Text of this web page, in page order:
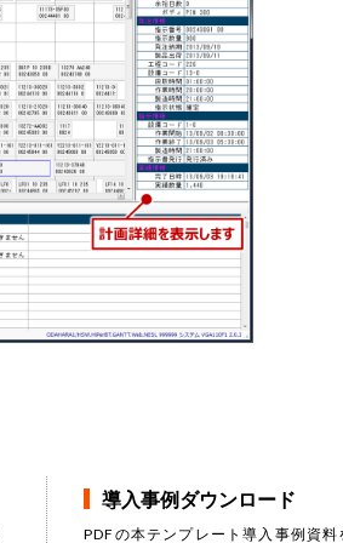
導入事例ダウンロード
PDFの本テンプレート導入事例資料